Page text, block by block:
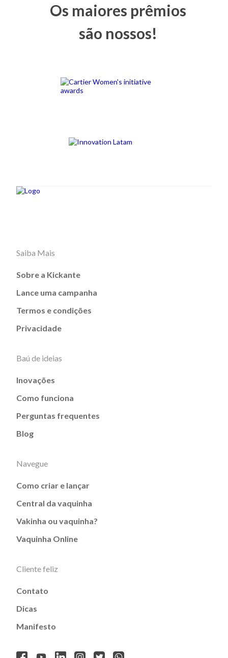
Os maiores prêmios
são nossos!
Saiba Mais
Sobre a Kickante
Lance uma campanha
Termos e condições
Privacidade
Baú de ideias
Inovações
Como funciona
Perguntas frequentes
Blog
Navegue
Como criar e lançar
Central da vaquinha
Vakinha ou vaquinha?
Vaquinha Online
Cliente feliz
Contato
Dicas
Manifesto